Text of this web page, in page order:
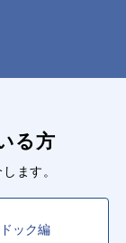
る方
ます。
ック編